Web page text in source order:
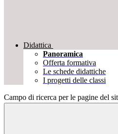
Didattica
Panoramica
Offerta formativa
Le schede didattiche
I progetti delle classi
Campo di ricerca per le pagine del